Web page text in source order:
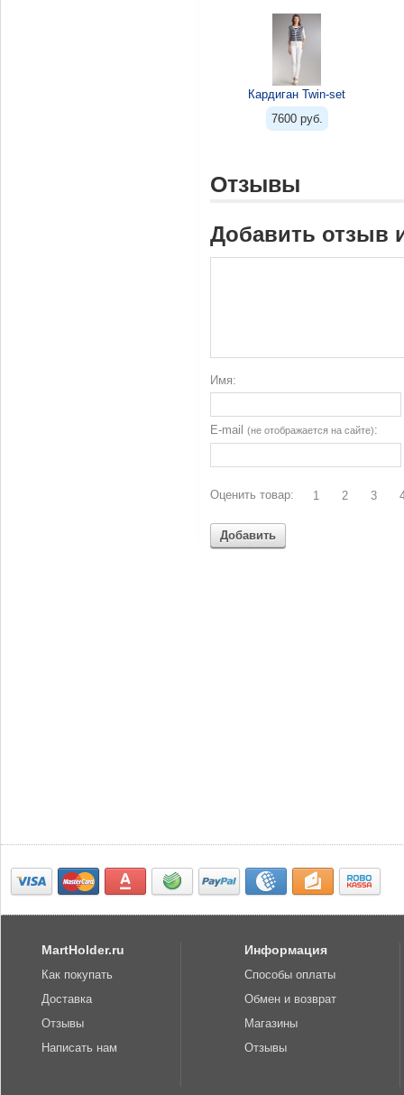
Кардиган Twin-set
7600 руб.
Отзывы
Добавить отзыв
Имя:
E-mail (не отображается на сайте):
Оценить товар: 1 2 3
Добавить
MartHolder.ru
Как покупать
Доставка
Отзывы
Написать нам
Информация
Способы оплаты
Обмен и возврат
Магазины
Отзывы